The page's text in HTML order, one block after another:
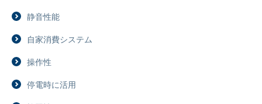
IR情報
採用情報
ニュース
イベント
静音性能
自家消費システム
操作性
停電時に活用